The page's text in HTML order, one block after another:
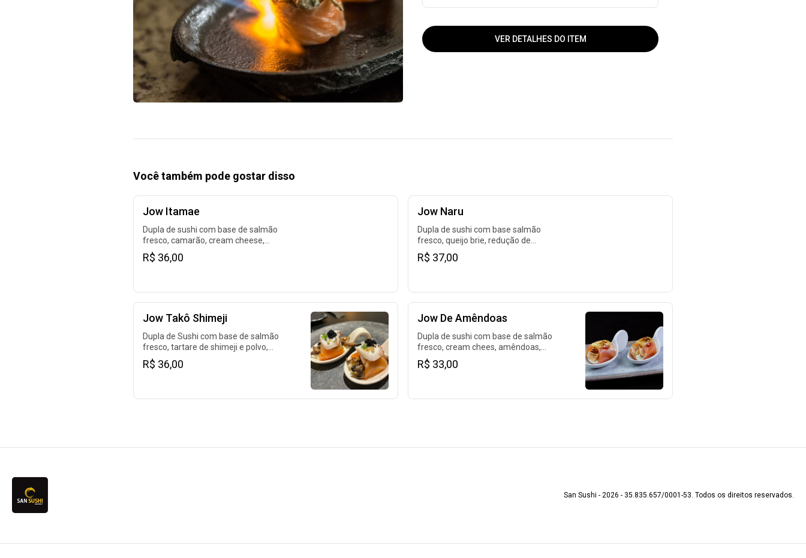
VER DETALHES DO ITEM
Você também pode gostar disso
Jow Itamae
Dupla de sushi com base de salmão
fresco, camarão, cream cheese,
geleia de pimenta e furikake.
R$ 36,00
Jow Naru
Dupla de sushi com base salmão
fresco, queijo brie, redução de
maracujá e pimenta, cebolinha e
tarê.
R$ 37,00
Jow Takô Shimeji
Dupla de Sushi com base de salmão
fresco, tartare de shimeji e polvo,
crispy de couve.
R$ 36,00
Jow De Amêndoas
Dupla de sushi com base de salmão
fresco, cream chees, amêndoas,
geleia de damasco e queijo brie
maçaricado.
R$ 33,00
San Sushi - 2026 - 35.835.657/0001-53. Todos os direitos reservados.